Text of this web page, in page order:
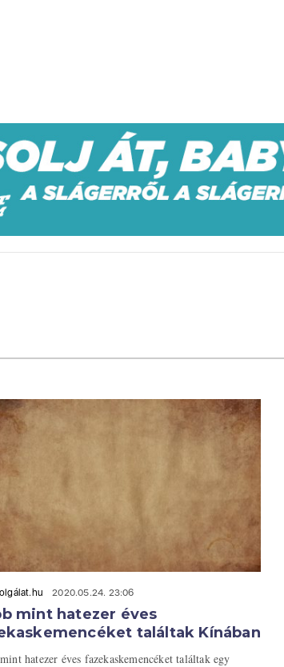
2020.05.24. 23:06
mint hatezer éves
találtak Kínában
hatezer éves fazekaskemencéket találtak egy